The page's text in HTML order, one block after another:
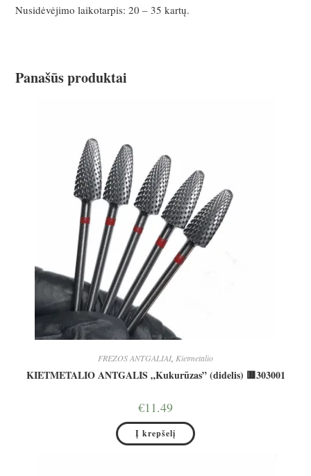
Nusidėvėjimo laikotarpis: 20 – 35 kartų.
Panašūs produktai
FREZOS ANTGALIAI Kietmetalio
KIETMETALIO ANTGALIS „Kukurūzas” (didelis) 🟥303001
€11.49
Į krepšelį